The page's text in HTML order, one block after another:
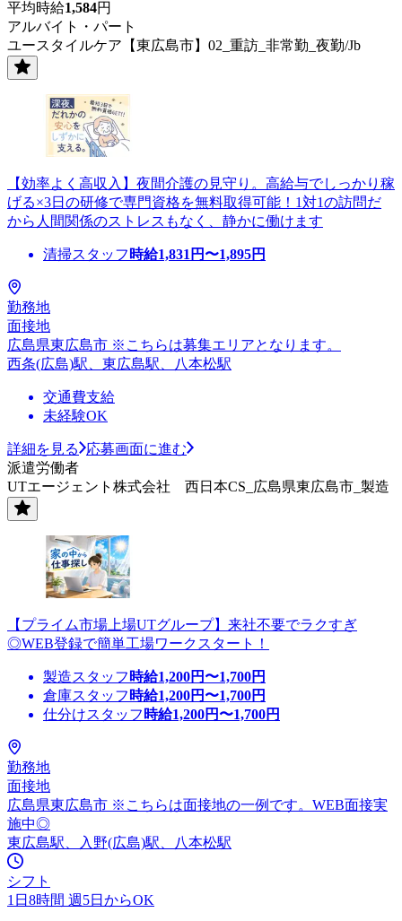
平均時給1,584円
アルバイト・パート
ユースタイルケア【東広島市】02_重訪_非常勤_夜勤/Jb
【効率よく高収入】夜間介護の見守り。高給与でしっかり稼
げる×3日の研修で専門資格を無料取得可能！1対1の訪問だ
から人間関係のストレスもなく、静かに働けます
清掃スタッフ 時給1,831 円〜1,895円
勤務地
面接地
広島県東広島市 ※こちらは募集エリアとなります。
西条(広島)駅、東広島駅、八本松駅
交通費支給
未経験OK
詳細を見る
応募画面に進む
派遣労働者
UTエージェント株式会社 西日本CS_広島県東広島市_製造
【プライム市場上場UTグループ】来社不要でラクすぎ
◎WEB登録で簡単工場ワークスタート！
製造スタッフ 時給1,200円〜1,700円
倉庫スタッフ 時給1,200円〜1,700円
仕分けスタッフ 時給1,200円〜1,700円
勤務地
面接地
広島県東広島市 ※こちらは面接地の一例です。WEB面接実
施中◎
東広島駅、入野(広島)駅、八本松駅
シフト
1日8時間 週5日からOK